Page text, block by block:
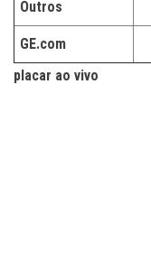
Outros
GE.com
placar ao vivo